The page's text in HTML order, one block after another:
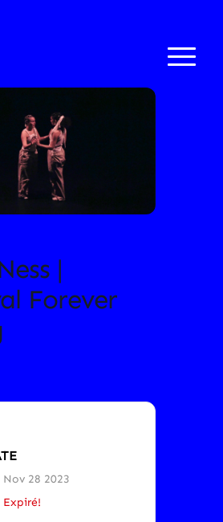
|
Forever
Nov 28 2023
Expiré!